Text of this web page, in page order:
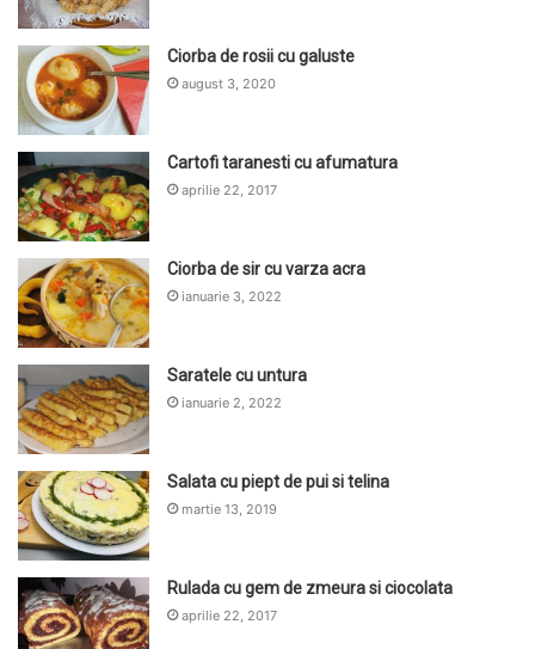
Ciorba de rosii cu galuste
august 3, 2020
Cartofi taranesti cu afumatura
aprilie 22, 2017
Ciorba de sir cu varza acra
ianuarie 3, 2022
Saratele cu untura
ianuarie 2, 2022
Salata cu piept de pui si telina
martie 13, 2019
Rulada cu gem de zmeura si ciocolata
aprilie 22, 2017